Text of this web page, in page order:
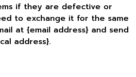
if they are defective or
to exchange it for the same
at {email address} and send
address}.